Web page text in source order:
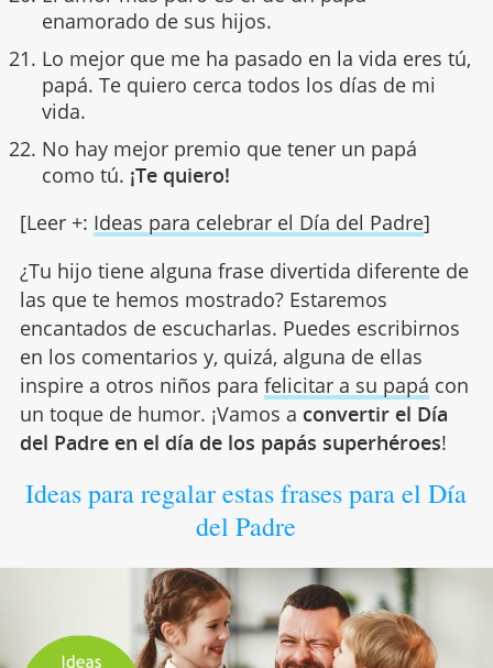
enamorado de sus hijos.
Lo mejor que me ha pasado en la vida eres tú,
papá. Te quiero cerca todos los días de mi
vida.
No hay mejor premio que tener un papá
como tú. ¡Te quiero!
[Leer +: Ideas para celebrar el Día del Padre]
¿Tu hijo tiene alguna frase divertida diferente de
las que te hemos mostrado? Estaremos
encantados de escucharlas. Puedes escribirnos
en los comentarios y, quizá, alguna de ellas
inspire a otros niños para felicitar a su papá con
un toque de humor. ¡Vamos a convertir el Día
del Padre en el día de los papás superhéroes!
Ideas para regalar estas frases para el Día
del Padre